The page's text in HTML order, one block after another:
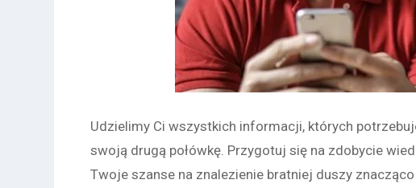
Udzielimy Ci wszystkich informacji, których
swoją drugą połówkę. Przygotuj się na zdobycie
Twoje szanse na znalezienie bratniej duszy